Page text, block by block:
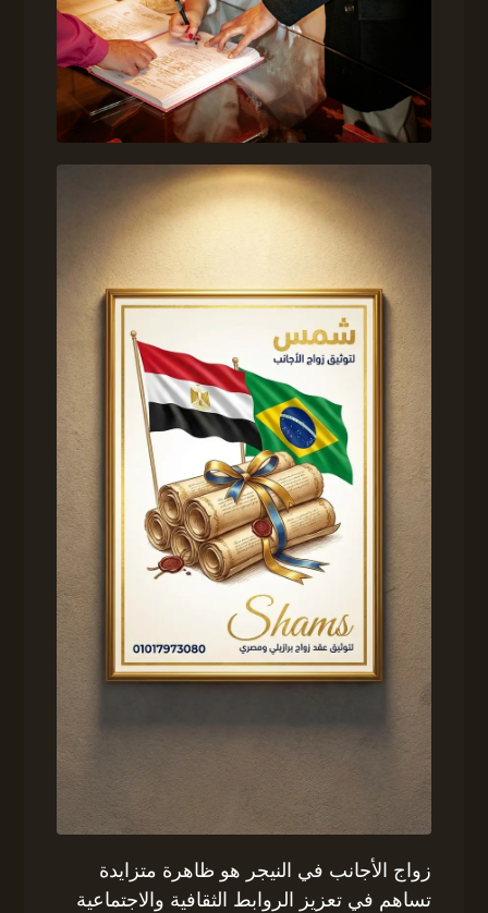
زواج الأجانب في النيجر هو ظاهرة متزايدة
تساهم في تعزيز الروابط الثقافية والاجتماعية